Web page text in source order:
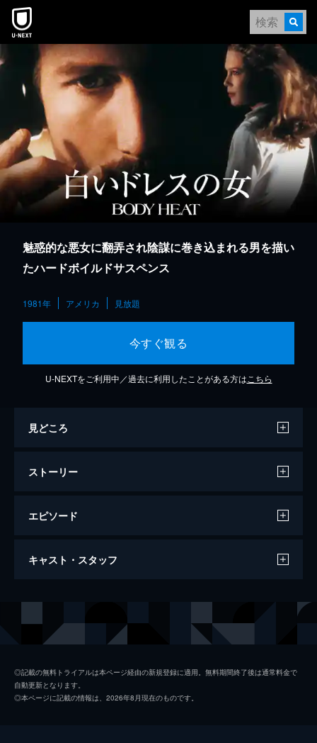
本文へスキップ
魅惑的な悪女に翻弄され陰謀に巻き込まれる男を描い
たハードボイルドサスペンス
1981年 アメリカ 見放題
今すぐ観る
U-NEXTをご利用中／過去に利用したことがある方は こちら
見どころ
ストーリー
エピソード
白いドレスの女
キャスト・スタッフ
キャスリーン・ターナー
◎記載の無料トライアルは本ページ経由の新規登録に適用。無料期間終了後は通常料金で
自動更新となります。
◎本ページに記載の情報は、2026年8月現在のものです。